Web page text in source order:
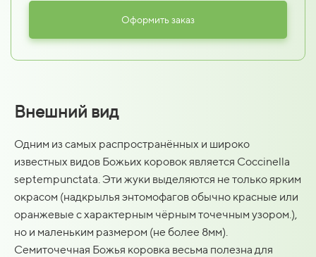
Оформить заказ
Внешний вид
Одним из самых распространённых и широко
известных видов Божьих коровок является Coccinella
septempunctata. Эти жуки выделяются не только ярким
окрасом (надкрылья энтомофагов обычно красные или
оранжевые с характерным чёрным точечным узором.),
но и маленьким размером (не более 8мм).
Семиточечная Божья коровка весьма полезна для